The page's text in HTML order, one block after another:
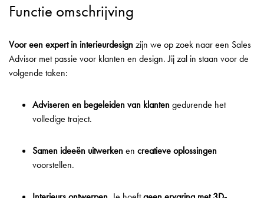
Functie omschrijving
Voor een expert in interieurdesignzijn we op zoek naar een Sales
Advisor met passie voor klanten en design. Jij zal in staan voor de
volgende taken:
Adviseren en begeleiden van klantengedurende het
volledige traject.
Samen ideeën uitwerkenen creatieve oplossingen
voorstellen.